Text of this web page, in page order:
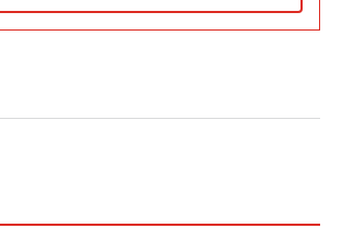
2億円を売り上げたプロが教える note×AI 最強の
小さな会社は戦略が9割
anan(アンアン)2026/07/01号 No.2501[魅せる
anan(アンアン)2026/06/24号 No.2500増刊
ベインキャピタル 企業価値向上力の秘密
ルな本質」